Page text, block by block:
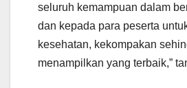
seluruh kemampuan dalam
dan kepada para peserta
kesehatan, kekompakan
menampilkan yang terbaik,”